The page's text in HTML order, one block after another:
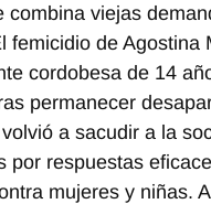
combina viejas
femicidio de Agostina
cordobesa de 14
permanecer
a sacudir a la
por respuestas
mujeres y niñas.